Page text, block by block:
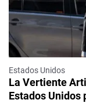
Estados Unidos
La Vertiente
Estados